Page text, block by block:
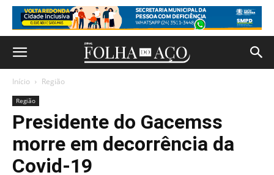
Início Região
Região
Presidente do Gacemss
morre em decorrência da
Covid-19